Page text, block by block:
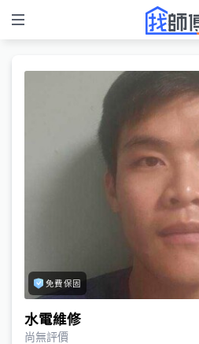
免費保固
水電維修
尚無評價